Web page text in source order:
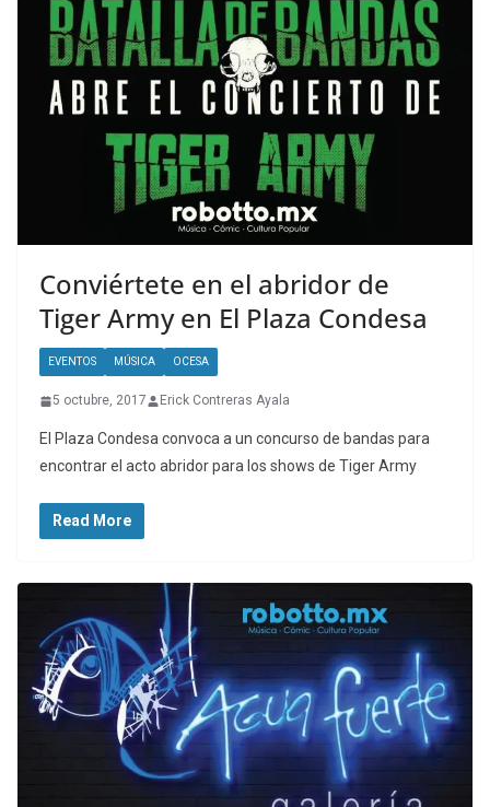
Conviértete en el abridor de
Tiger Army en El Plaza Condesa
EVENTOS MÚSICA OCESA
5 octubre, 2017 Erick Contreras Ayala
El Plaza Condesa convoca a un concurso de bandas para
encontrar el acto abridor para los shows de Tiger Army
Read More